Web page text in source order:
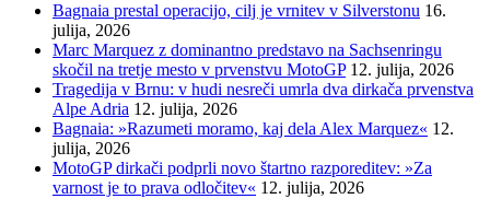
Bagnaia prestal operacijo, cilj je vrnitev v Silverstonu 16.
julija, 2026
Marc Marquez z dominantno predstavo na Sachsenringu
skočil na tretje mesto v prvenstvu MotoGP 12. julija, 2026
Tragedija v Brnu: v hudi nesreči umrla dva dirkača prvenstva
Alpe Adria 12. julija, 2026
Bagnaia: »Razumeti moramo, kaj dela Alex Marquez« 12.
julija, 2026
MotoGP dirkači podprli novo štartno razporeditev: »Za
varnost je to prava odločitev« 12. julija, 2026